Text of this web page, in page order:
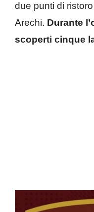
due punti di
Arechi. Durante
scoperti cinque